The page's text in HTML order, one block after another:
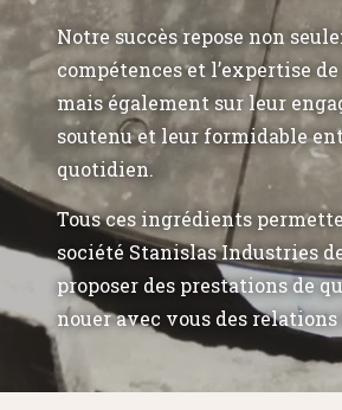
Notre succès repose non
compétences et l’expertise
mais également sur leur
soutenu et leur formidable
quotidien.
Tous ces ingrédients
société Stanislas Industries
proposer des prestations de
nouer avec vous des relations